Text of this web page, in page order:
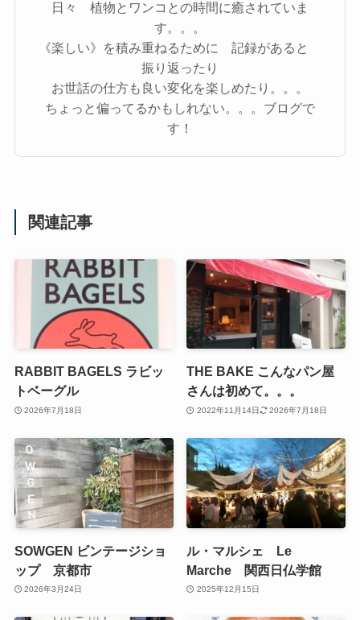
日々 植物とワンコとの時間に癒されていま
す。。。
《楽しい》を積み重ねるために 記録があると
振り返ったり
お世話の仕方も良い変化を楽しめたり。。。
ちょっと偏ってるかもしれない。。。ブログで
す！
関連記事
RABBIT BAGELS ラビッ
トベーグル
2026年7月18日
THE BAKE こんなパン屋
さんは初めて。。。
2022年11月14日 2026年7月18日
SOWGEN ビンテージショ
ップ 京都市
2026年3月24日
ル・マルシェ Le
Marche 関西日仏学館
2025年12月15日